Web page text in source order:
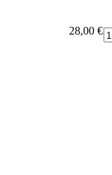
28,00 €